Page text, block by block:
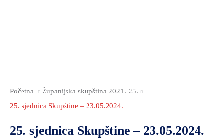
Početna
Županijska skupština 2021.-25.
25. sjednica Skupštine – 23.05.2024.
25. sjednica Skupštine – 23.05.2024.